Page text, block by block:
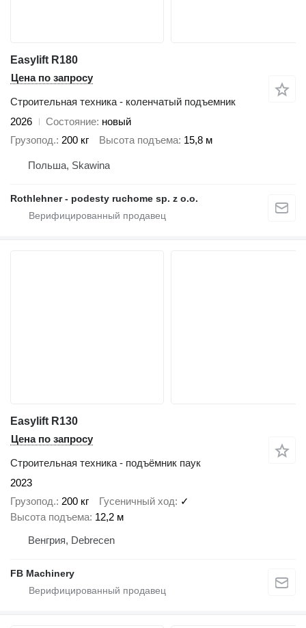
Easylift R180
Цена по запросу
Строительная техника - коленчатый подъемник
2026
Состояние новый
Грузопод. 200 кг Высота подъема 15,8 м
Польша, Skawina
Rothlehner - podesty ruchome sp. z o.o.
Easylift R130
Цена по запросу
Строительная техника - подъёмник паук
2023
Грузопод. 200 кг Гусеничный ход
✓
Высота подъема 12,2 м
Венгрия, Debrecen
FB Machinery